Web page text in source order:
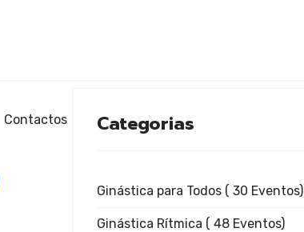
Contactos Categorias
Ginástica para Todos ( 30 Eventos)
Ginástica Rítmica ( 48 Eventos)